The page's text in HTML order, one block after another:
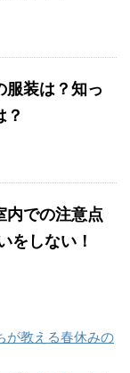
服装は？知っ
？
内での注意点
をしない！
が教える春休みの